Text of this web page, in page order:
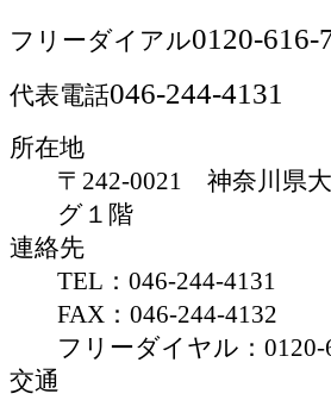
フリーダイアル0120-616-
代表電話046-244-4131
所在地
〒242-0021 神奈川県
グ１階
連絡先
TEL：046-244-4131
FAX：046-244-4132
フリーダイヤル：0120-
交通